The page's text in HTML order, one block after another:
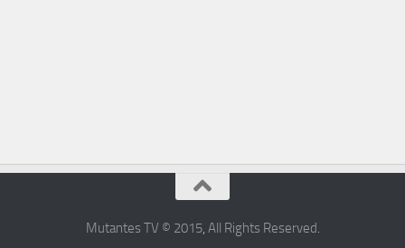
Mutantes TV © 2015, All Rights Reserved.